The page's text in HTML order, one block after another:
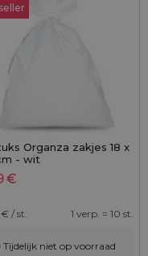
Organza zakjes 18 x
- wit
€
€ / st. 1 verp. = 10 st.
Tijdelijk niet op voorraad